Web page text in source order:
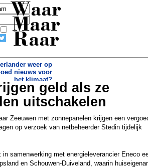
Waar
Maar
Raar
weer op
nieuws voor
het klimaat?
Verdwaald kind na vijf dagen alleen
teruggevonden in bossen Vietnam
geld als ze
uitschakelen
Zeeuwen met zonnepanelen krijgen een
op verzoek van netbeheerder Stedin tijdelijk
in samenwerking met energieleverancier Eneco
en Schouwen-Duiveland, waarin